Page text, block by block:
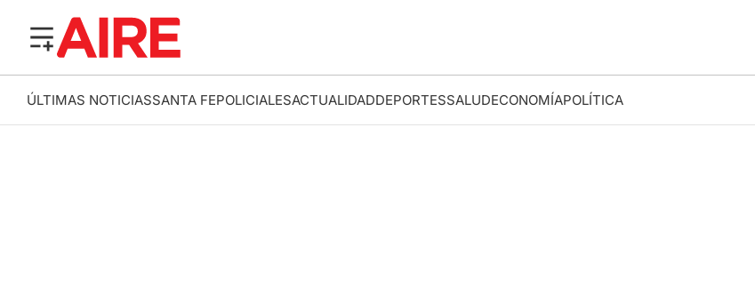
ÚLTIMAS NOTICIASSANTA FEPOLICIALESACTUALIDADDEPORTESSALUDECONOMÍAPOLÍTICA